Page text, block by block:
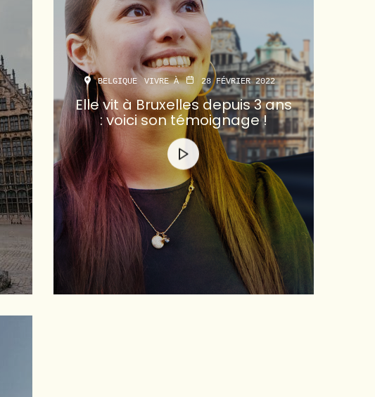
BELGIQUE VIVRE À 28 FÉVRIER 2022
Elle vit à Bruxelles depuis 3 ans
: voici son témoignage !